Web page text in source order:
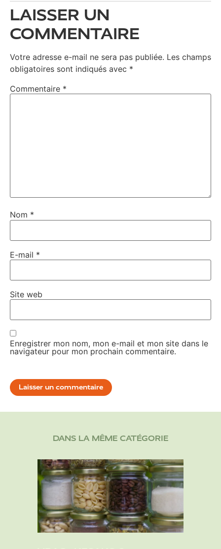
LAISSER UN
COMMENTAIRE
Votre adresse e-mail ne sera pas publiée. Les champs
obligatoires sont indiqués avec *
Commentaire *
Nom *
E-mail *
Site web
Enregistrer mon nom, mon e-mail et mon site dans le
navigateur pour mon prochain commentaire.
DANS LA MÊME CATÉGORIE